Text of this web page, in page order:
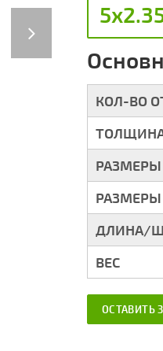
КОЛ-ВО
ДЛИНА/
ВЕС
ОСТАВИТЬ